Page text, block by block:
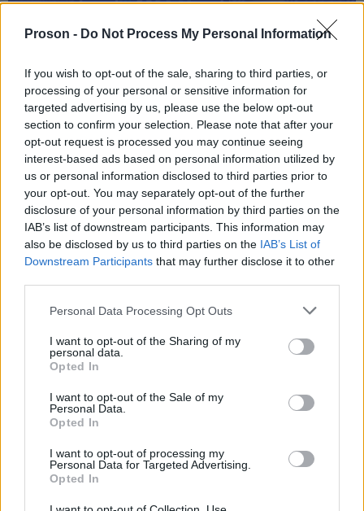
Proson - Do Not Process My Personal Information
If you wish to opt-out of the sale, sharing to third parties, or
processing of your personal or sensitive information for
targeted advertising by us, please use the below opt-out
section to confirm your selection. Please note that after your
opt-out request is processed you may continue seeing
interest-based ads based on personal information utilized by
us or personal information disclosed to third parties prior to
your opt-out. You may separately opt-out of the further
disclosure of your personal information by third parties on the
IAB’s list of downstream participants. This information may
also be disclosed by us to third parties on the IAB’s List of
Downstream Participants that may further disclose it to other
Please note that this website/app uses one or more Google
not limited to your visit or usage behaviour. You may click to
grant or deny consent to Google and its third-party tags to
use your data for below specified purposes in below Google
consent section.
Personal Data Processing Opt Outs
I want to opt-out of the Sharing of my
personal data.
Opted In
I want to opt-out of the Sale of my
Personal Data.
Opted In
I want to opt-out of processing my
Personal Data for Targeted Advertising.
Opted In
ΑΣΕΠ: Εξ αποστάσεως η πιο Εύκολη
Πιστοποίηση Υπολογιστών σε 2
μέρες
Μάθε πρώτος όλες τις σημαντικές
ειδήσεις.
Βάλε το proson.gr στα αποτελέσματα
αναζήτησης της Google
Δημοφιλείς Ειδήσεις
Ανοικτές 1.779 θέσεις εργασίας στο
Δημόσιο (χωρίς πτυχίο)